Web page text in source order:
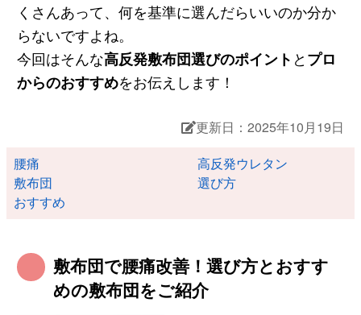
くさんあって、何を基準に選んだらいいのか分か
らないですよね。
今回はそんな高反発敷布団選びのポイント とプロ
からのおすすめをお伝えします！
更新日：2025年10月19日
腰痛
高反発ウレタン
敷布団
選び方
おすすめ
敷布団で腰痛改善！選び方とおすす
めの敷布団をご紹介